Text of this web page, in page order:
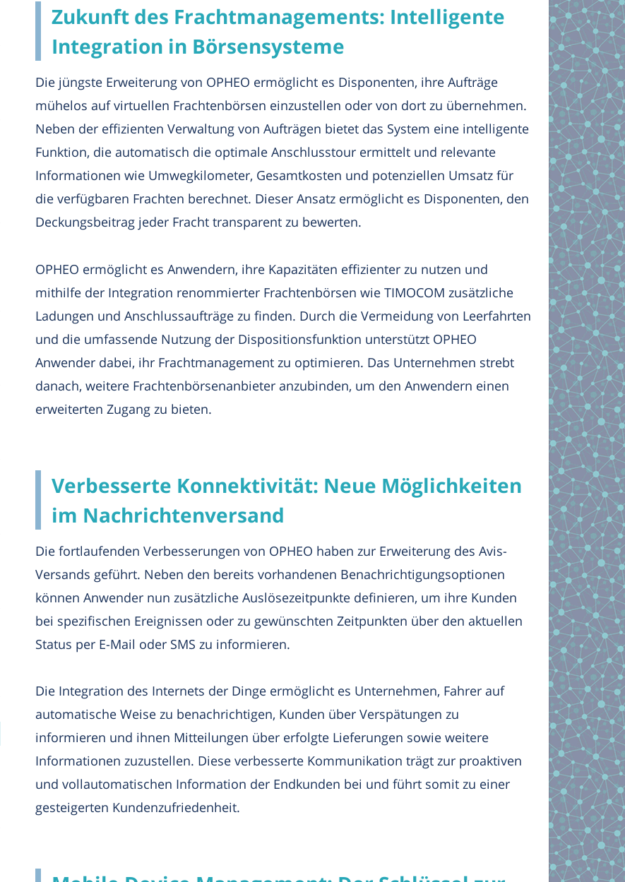
Zukunft des Frachtmanagements: Intelligente
Integration in Börsensysteme
Die jüngste Erweiterung von OPHEO ermöglicht es Disponenten, ihre Aufträge
mühelos auf virtuellen Frachtenbörsen einzustellen oder von dort zu übernehmen.
Neben der effizienten Verwaltung von Aufträgen bietet das System eine intelligente
Funktion, die automatisch die optimale Anschlusstour ermittelt und relevante
Informationen wie Umwegkilometer, Gesamtkosten und potenziellen Umsatz für
die verfügbaren Frachten berechnet. Dieser Ansatz ermöglicht es Disponenten, den
Deckungsbeitrag jeder Fracht transparent zu bewerten.
OPHEO ermöglicht es Anwendern, ihre Kapazitäten effizienter zu nutzen und
mithilfe der Integration renommierter Frachtenbörsen wie TIMOCOM zusätzliche
Ladungen und Anschlussaufträge zu finden. Durch die Vermeidung von Leerfahrten
und die umfassende Nutzung der Dispositionsfunktion unterstützt OPHEO
Anwender dabei, ihr Frachtmanagement zu optimieren. Das Unternehmen strebt
danach, weitere Frachtenbörsenanbieter anzubinden, um den Anwendern einen
erweiterten Zugang zu bieten.
Verbesserte Konnektivität: Neue Möglichkeiten
im Nachrichtenversand
Die fortlaufenden Verbesserungen von OPHEO haben zur Erweiterung des Avis-
Versands geführt. Neben den bereits vorhandenen Benachrichtigungsoptionen
können Anwender nun zusätzliche Auslösezeitpunkte definieren, um ihre Kunden
bei spezifischen Ereignissen oder zu gewünschten Zeitpunkten über den aktuellen
Status per E-Mail oder SMS zu informieren.
Die Integration des Internets der Dinge ermöglicht es Unternehmen, Fahrer auf
automatische Weise zu benachrichtigen, Kunden über Verspätungen zu
informieren und ihnen Mitteilungen über erfolgte Lieferungen sowie weitere
Informationen zuzustellen. Diese verbesserte Kommunikation trägt zur proaktiven
und vollautomatischen Information der Endkunden bei und führt somit zu einer
gesteigerten Kundenzufriedenheit.